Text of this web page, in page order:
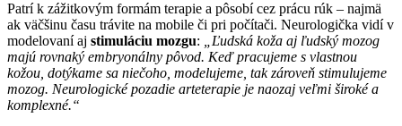
Patrí k zážitkovým formám terapie a pôsobí cez prácu rúk – najmä
ak väčšinu času trávite na mobile či pri počítači. Neurologička vidí v
modelovaní aj stimuláciu mozgu:
„Ľudská koža aj ľudský mozog
majú rovnaký embryonálny pôvod. Keď pracujeme s vlastnou
kožou, dotýkame sa niečoho, modelujeme, tak zároveň stimulujeme
mozog. Neurologické pozadie arteterapie je naozaj veľmi široké a
komplexné.“